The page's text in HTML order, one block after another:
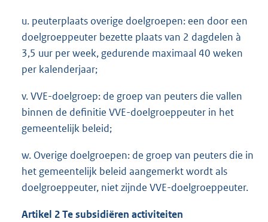
u. peuterplaats overige doelgroepen: een door een
doelgroeppeuter bezette plaats van 2 dagdelen à
3,5 uur per week, gedurende maximaal 40 weken
per kalenderjaar;
v. VVE-doelgroep: de groep van peuters die vallen
binnen de definitie VVE-doelgroeppeuter in het
gemeentelijk beleid;
w. Overige doelgroepen: de groep van peuters die in
het gemeentelijk beleid aangemerkt wordt als
doelgroeppeuter, niet zijnde VVE-doelgroeppeuter.
Artikel 2 Te subsidiëren activiteiten